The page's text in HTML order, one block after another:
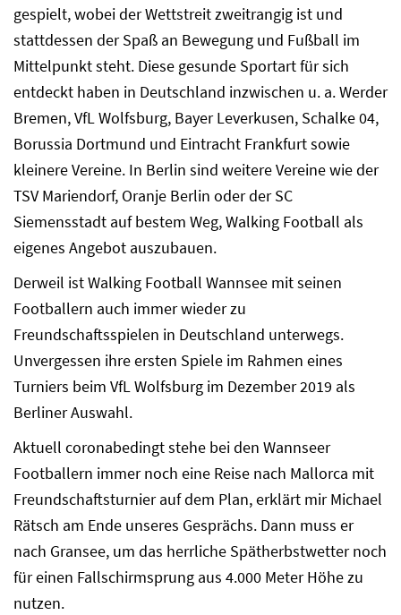
gespielt, wobei der Wettstreit zweitrangig ist und
stattdessen der Spaß an Bewegung und Fußball im
Mittelpunkt steht. Diese gesunde Sportart für sich
entdeckt haben in Deutschland inzwischen u. a. Werder
Bremen, VfL Wolfsburg, Bayer Leverkusen, Schalke 04,
Borussia Dortmund und Eintracht Frankfurt sowie
kleinere Vereine. In Berlin sind weitere Vereine wie der
TSV Mariendorf, Oranje Berlin oder der SC
Siemensstadt auf bestem Weg, Walking Football als
eigenes Angebot auszubauen.
Derweil ist Walking Football Wannsee mit seinen
Footballern auch immer wieder zu
Freundschaftsspielen in Deutschland unterwegs.
Unvergessen ihre ersten Spiele im Rahmen eines
Turniers beim VfL Wolfsburg im Dezember 2019 als
Berliner Auswahl.
Aktuell coronabedingt stehe bei den Wannseer
Footballern immer noch eine Reise nach Mallorca mit
Freundschaftsturnier auf dem Plan, erklärt mir Michael
Rätsch am Ende unseres Gesprächs. Dann muss er
nach Gransee, um das herrliche Spätherbstwetter noch
für einen Fallschirmsprung aus 4.000 Meter Höhe zu
nutzen.